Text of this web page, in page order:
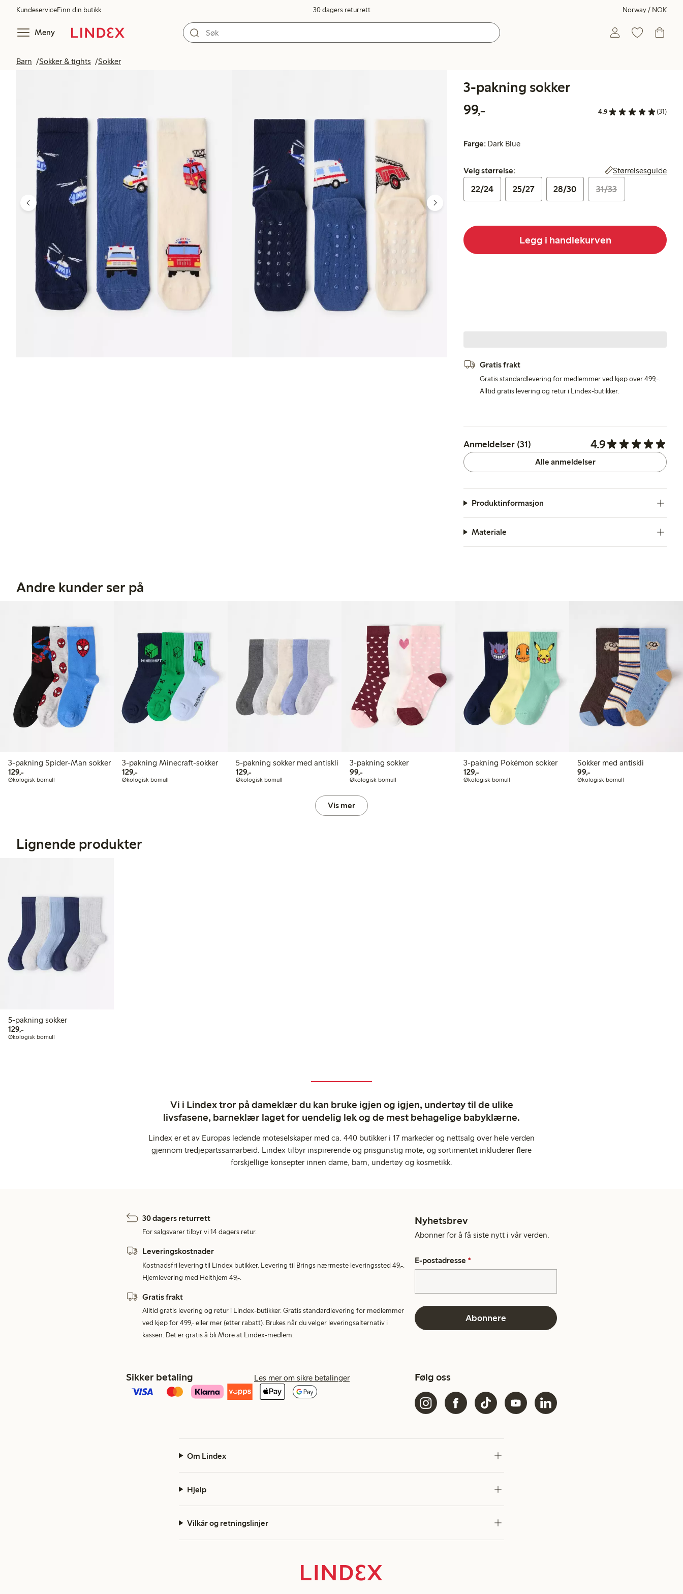
KundeserviceFinn din butikk 30 dagers returrett Norway / NOK
Meny
Barn Sokker & tights Sokker
3-pakning sokker
99,-
4.9 (31)
Farge: Dark Blue
Velg størrelse:
Velg størrelse: Størrelsesguide
22/24 25/27 28/30 31/33
Legg i handlekurven
Gratis frakt
Gratis standardlevering for medlemmer ved kjøp over 499,-.
Alltid gratis levering og retur i Lindex-butikker.
Anmeldelser (31) 4.9
Alle anmeldelser
Produktinformasjon
Materiale
Andre kunder ser på
3-pakning Spider-Man sokker
129,-129,00 kr
Økologisk bomull
3-pakning Minecraft-sokker
129,-129,00 kr
Økologisk bomull
5-pakning sokker med antiskli
129,-129,00 kr
Økologisk bomull
3-pakning sokker
99,-99,00 kr
Økologisk bomull
3-pakning Pokémon sokker
129,-129,00 kr
Økologisk bomull
Sokker med antiskli
99,-99,00 kr
Økologisk bomull
Vis mer
Lignende produkter
5-pakning sokker
129,-129,00 kr
Økologisk bomull
Vi i Lindex tror på dameklær du kan bruke igjen og igjen, undertøy til de ulike
livsfasene, barneklær laget for uendelig lek og de mest behagelige babyklærne.
Lindex er et av Europas ledende moteselskaper med ca. 440 butikker i 17 markeder og nettsalg over hele verden
gjennom tredjepartssamarbeid. Lindex tilbyr inspirerende og prisgunstig mote, og sortimentet inkluderer flere
forskjellige konsepter innen dame, barn, undertøy og kosmetikk.
30 dagers returrett
For salgsvarer tilbyr vi 14 dagers retur.
Leveringskostnader
Kostnadsfri levering til Lindex butikker. Levering til Brings nærmeste leveringssted 49,-.
Hjemlevering med Helthjem 49,-.
Gratis frakt
Alltid gratis levering og retur i Lindex-butikker. Gratis standardlevering for medlemmer
ved kjøp for 499,- eller mer (etter rabatt). Brukes når du velger leveringsalternativ i
kassen. Det er gratis å bli More at Lindex-medlem.
Nyhetsbrev
Abonner for å få siste nytt i vår verden.
E-postadresse *
Abonnere
Sikker betaling Les mer om sikre betalinger Følg oss
Om Lindex
Hjelp
Vilkår og retningslinjer